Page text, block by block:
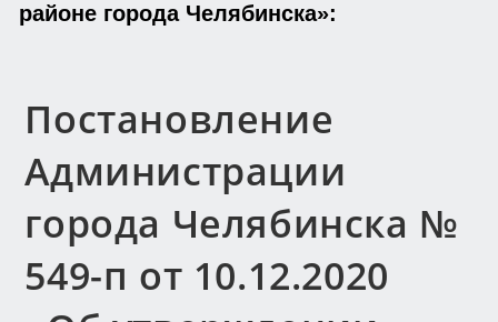
районе города Челябинска»:
Постановление
Администрации
города Челябинска №
549-п от 10.12.2020